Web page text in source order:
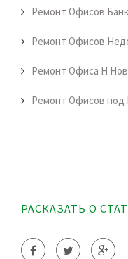
Ремонт Офисов
Ремонт Офисов
Ремонт Офиса Н
Ремонт Офисов под
РАСКАЗАТЬ О